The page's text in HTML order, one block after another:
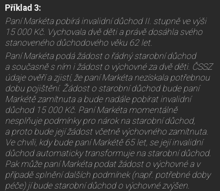
Příklad 3:
Paní Markéta pobírá invalidní důchod II. stupně ve výši
15 000 Kč. Vychovala dvě děti a právě dosáhla svého
stanoveného důchodového věku 62 let.
Paní Markéta podá žádost o řádný starobní důchod
a současně s ním i žádost o výchovné za dvě děti. ČSSZ
údaje ověří a zjistí, že paní Markéta nezískala potřebnou
dobu pojištění. Žádost o starobní důchod bude paní
Markétě zamítnuta a bude nadále pobírat invalidní
důchod 15 000 Kč. Paní Markéta momentálně
nesplňuje podmínky pro nárok na starobní důchod,
a proto bude její žádost včetně výchovného zamítnuta.
Ve chvíli, kdy bude paní Markétě 65 let, se její invalidní
důchod automaticky transformuje na starobní důchod.
Pak může paní Markéta podat žádost o výchovné a v
případě splnění dalších podmínek (např. potřebné doby
péče) jí bude starobní důchod o výchovné zvýšen.